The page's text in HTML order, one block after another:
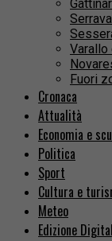
Varallo
Fuori
Cronaca
Attualità
Economia e
Politica
Sport
Cultura e
Meteo
Edizione